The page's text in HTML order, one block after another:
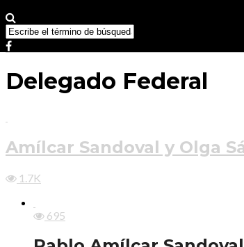
Delegado Federal
Amílcar Sandoval y Olga
1.7K
695